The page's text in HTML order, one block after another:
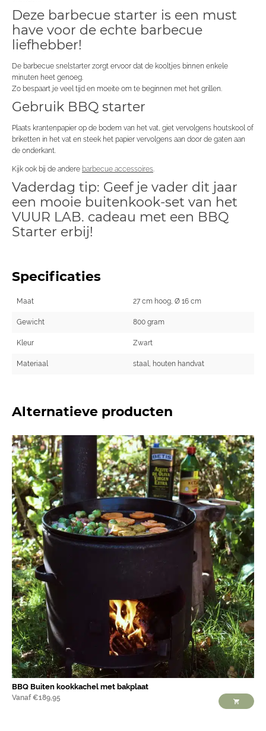
Deze barbecue starter is een must
have voor de echte barbecue
liefhebber!
De barbecue snelstarter zorgt ervoor dat de kooltjes binnen enkele
minuten heet genoeg.
Zo bespaart je veel tijd en moeite om te beginnen met het grillen.
Gebruik BBQ starter
Plaats krantenpapier op de bodem van het vat, giet vervolgens houtskool of
briketten in het vat en steek het papier vervolgens aan door de gaten aan
de onderkant.
Kijk ook bij de andere barbecue accessoires.
Vaderdag tip: Geef je vader dit jaar
een mooie buitenkook-set van het
VUUR LAB. cadeau met een BBQ
Starter erbij!
Specificaties
Maat 27 cm hoog, Ø 16 cm
Gewicht 800 gram
Kleur Zwart
Materiaal staal, houten handvat
Alternatieve producten
BBQ Buiten kookkachel met bakplaat
Vanaf €189,95